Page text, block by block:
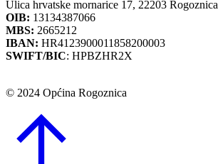
Ulica hrvatske mornarice 17, 22203 Rogoznica
OIB: 13134387066
MBS: 2665212
IBAN: HR4123900011858200003
SWIFT/BIC: HPBZHR2X
© 2024 Općina Rogoznica